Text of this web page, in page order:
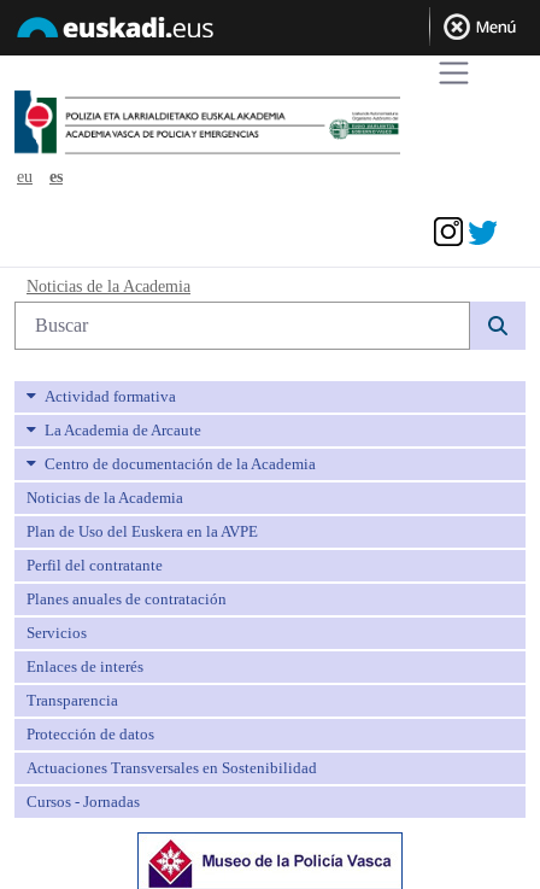
eu
es
Noticias de la Academia - avpe
Noticias de la Academia
Búsqueda web
Actividad formativa
La Academia de Arcaute
Centro de documentación de la Academia
Noticias de la Academia
Plan de Uso del Euskera en la AVPE
Perfil del contratante
Planes anuales de contratación
Servicios
Enlaces de interés
Transparencia
Protección de datos
Actuaciones Transversales en Sostenibilidad
Cursos - Jornadas